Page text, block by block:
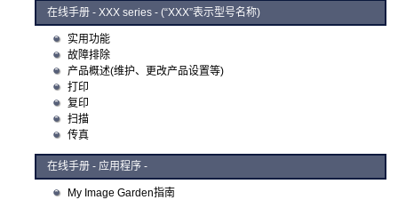
在线手册- XXX series - (“XXX”表示型号名称)
实用功能
故障排除
产品概述(维护、更改产品设置等)
打印
复印
扫描
传真
在线手册 - 应用程序 -
My Image Garden指南